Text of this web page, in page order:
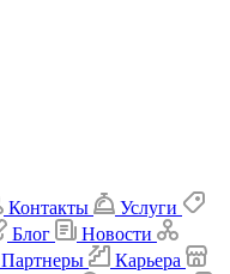
Контакты
Услуги
Блог
Новости
Партнеры
Карьера